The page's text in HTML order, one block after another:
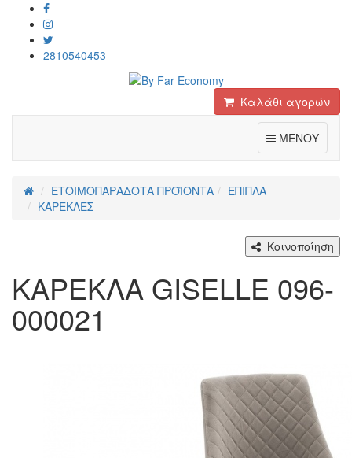
2810540453
Καλάθι αγορών
ΜΕΝΟΥ
ΕΤΟΙΜΟΠΑΡΑΔΟΤΑ ΠΡΟΪΟΝΤΑ
ΕΠΙΠΛΑ
ΚΑΡΕΚΛΕΣ
Κοινοποίηση
KAΡΕΚΛΑ GISELLE 096-
000021